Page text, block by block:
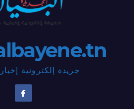
جريدة إلكترونية